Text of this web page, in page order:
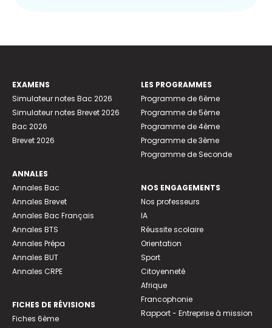
EXAMENS
Simulateur notes Bac 2026
Simulateur notes Brevet 2026
Bac 2026
Brevet 2026
ANNALES
Annales Bac
Annales Brevet
Annales Bac Français
Annales BTS
Annales Prépa
Annales BUT
Annales CRPE
FICHES DE RÉVISIONS
Fiches 6ème
LES PROGRAMMES
Programme de 6ème
Programme de 5ème
Programme de 4ème
Programme de 3ème
Programme de Seconde
NOS ENGAGEMENTS
Nos professeurs
IA
Réussite scolaire
Orientation
Sport
Citoyenneté
Afrique
Francophonie
Rapport - Entreprise à mission